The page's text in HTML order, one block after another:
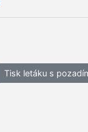
Tisk letáku s